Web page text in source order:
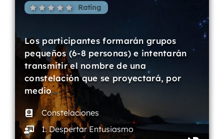
Rating
Los participantes formarán grupos
pequeños (6-8 personas) e intentarán
transmitir el nombre de una
constelación que se proyectará, por
medio…
Constelaciones
1. Despertar Entusiasmo